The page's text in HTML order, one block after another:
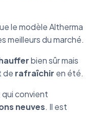
le modèle Altherma
meilleurs du marché.
bien sûr mais
de rafraîchir en été.
qui convient
neuves. Il est